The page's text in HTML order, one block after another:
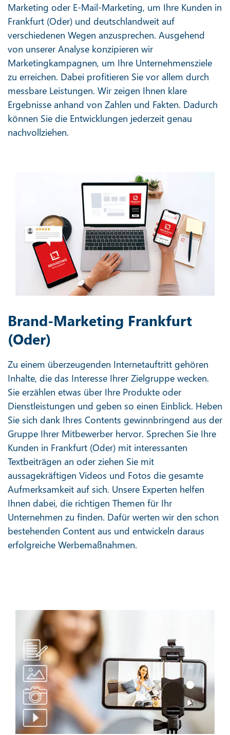
Marketing oder E-Mail-Marketing, um Ihre Kunden in
Frankfurt (Oder) und deutschlandweit auf
verschiedenen Wegen anzusprechen. Ausgehend
von unserer Analyse konzipieren wir
Marketingkampagnen, um Ihre Unternehmensziele
zu erreichen. Dabei profitieren Sie vor allem durch
messbare Leistungen. Wir zeigen Ihnen klare
Ergebnisse anhand von Zahlen und Fakten. Dadurch
können Sie die Entwicklungen jederzeit genau
nachvollziehen.
Brand-Marketing Frankfurt
(Oder)
Zu einem überzeugenden Internetauftritt gehören
Inhalte, die das Interesse Ihrer Zielgruppe wecken.
Sie erzählen etwas über Ihre Produkte oder
Dienstleistungen und geben so einen Einblick. Heben
Sie sich dank Ihres Contents gewinnbringend aus der
Gruppe Ihrer Mitbewerber hervor. Sprechen Sie Ihre
Kunden in Frankfurt (Oder) mit interessanten
Textbeiträgen an oder ziehen Sie mit
aussagekräftigen Videos und Fotos die gesamte
Aufmerksamkeit auf sich. Unsere Experten helfen
Ihnen dabei, die richtigen Themen für Ihr
Unternehmen zu finden. Dafür werten wir den schon
bestehenden Content aus und entwickeln daraus
erfolgreiche Werbemaßnahmen.